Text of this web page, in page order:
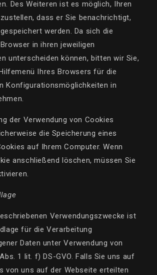
. Des Weiteren ist es möglich, Ihren
dass er Sie benachrichtigt,
werden. Da sich die
in ihren jeweiligen
unterscheiden können, bitten wir Sie,
Ihres Browsers für die
Konfigurationsmöglichkeiten in
der Verwendung von Cookies
die Speicherung eines
auf Ihrem Computer. Wenn
anschließend löschen, müssen Sie
Verwendungszwecke ist
für die Verarbeitung
Daten unter Verwendung von
1 lit. f) DS-GVO. Falls Sie uns auf
von uns auf der Webseite erteilten